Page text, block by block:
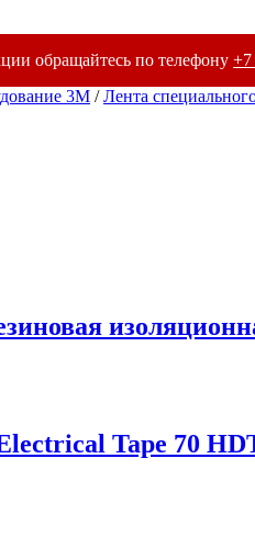
обращайтесь по телефону +7
3М /Лента
Tape 70